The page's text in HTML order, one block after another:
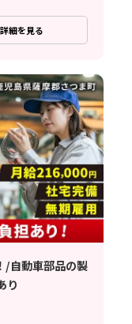
詳細を見る
/自動車部品の製
り